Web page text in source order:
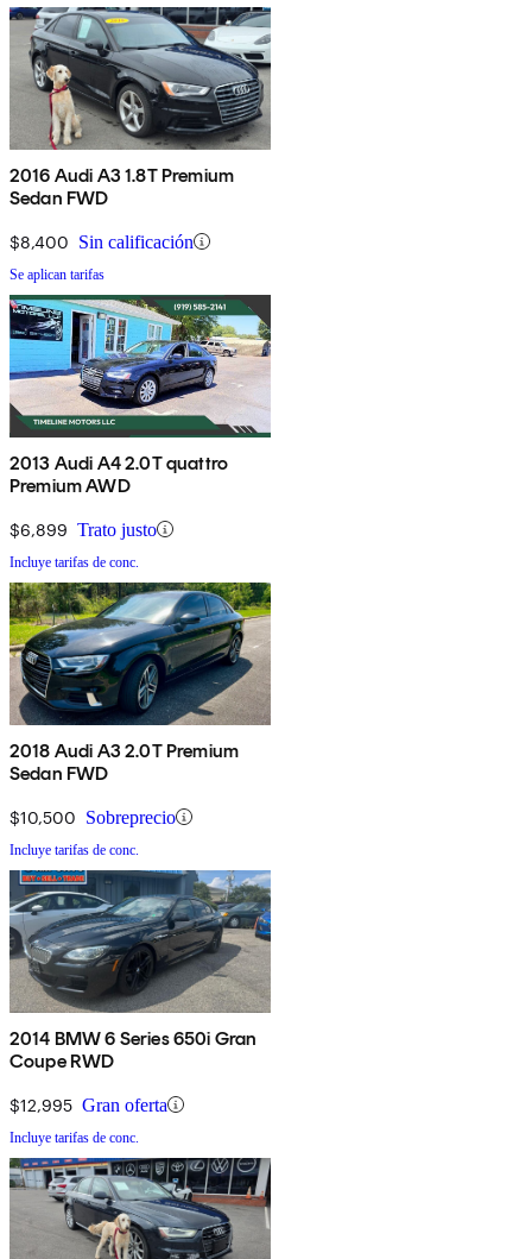
2016 Audi A3 1.8T Premium
Sedan FWD
$8,400 Sin calificación
Se aplican tarifas
2013 Audi A4 2.0T quattro
Premium AWD
$6,899 Trato justo
Incluye tarifas de conc.
2018 Audi A3 2.0T Premium
Sedan FWD
$10,500 Sobreprecio
Incluye tarifas de conc.
2014 BMW 6 Series 650i Gran
Coupe RWD
$12,995 Gran oferta
Incluye tarifas de conc.